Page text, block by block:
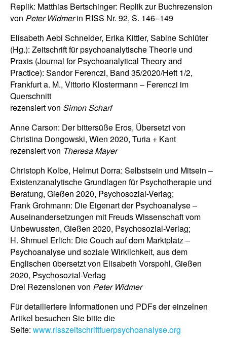
Replik: Matthias Bertschinger: Replik zur Buchrezension
von Peter Widmerin RISS Nr. 92, S. 146–149
Elisabeth Aebi Schneider, Erika Kittler, Sabine Schlüter
(Hg.): Zeitschrift für psychoanalytische Theorie und
Praxis (Journal for Psychoanalytical Theory and
Practice): Sandor Ferenczi, Band 35/2020/Heft 1/2,
Frankfurt a. M., Vittorio Klostermann – Ferenczi im
Querschnitt
rezensiert von Simon Scharf
Anne Carson: Der bittersüße Eros, Übersetzt von
Christina Dongowski, Wien 2020, Turia + Kant
rezensiert von Theresa Mayer
Christoph Kolbe, Helmut Dorra: Selbstsein und Mitsein –
Existenzanalytische Grundlagen für Psychotherapie und
Beratung, Gießen 2020, Psychosozial-Verlag;
Frank Grohmann: Die Eigenart der Psychoanalyse –
Auseinandersetzungen mit Freuds Wissenschaft vom
Unbewussten, Gießen 2020, Psychosozial-Verlag;
H. Shmuel Erlich: Die Couch auf dem Marktplatz –
Psychoanalyse und soziale Wirklichkeit, aus dem
Englischen übersetzt von Elisabeth Vorspohl, Gießen
2020, Psychosozial-Verlag
Drei Rezensionen von Peter Widmer
Für detailiertere Informationen und PDFs der einzelnen
Artikel besuchen Sie bitte die
Seite: www.risszeitschriftfuerpsychoanalyse.org